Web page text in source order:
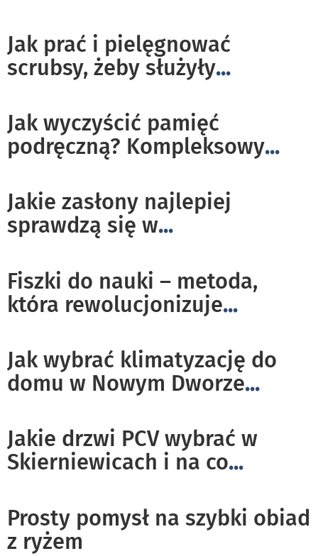
Jak prać i pielęgnować
scrubsy, żeby służyły...
Jak wyczyścić pamięć
podręczną? Kompleksowy...
Jakie zasłony najlepiej
sprawdzą się w...
Fiszki do nauki – metoda,
która rewolucjonizuje...
Jak wybrać klimatyzację do
domu w Nowym Dworze...
Jakie drzwi PCV wybrać w
Skierniewicach i na co...
Prosty pomysł na szybki obiad
z ryżem